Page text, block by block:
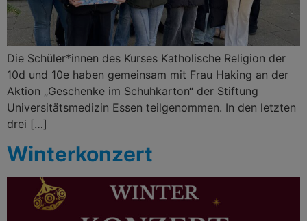
Die Schüler*innen des Kurses Katholische Religion der
10d und 10e haben gemeinsam mit Frau Haking an der
Aktion „Geschenke im Schuhkarton“ der Stiftung
Universitätsmedizin Essen teilgenommen. In den letzten
drei […]
Winterkonzert